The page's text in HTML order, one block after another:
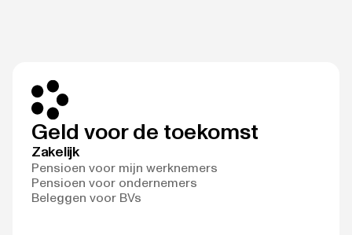
Geld voor de toekomst
Zakelijk
Pensioen voor mijn werknemers
Pensioen voor ondernemers
Beleggen voor BVs